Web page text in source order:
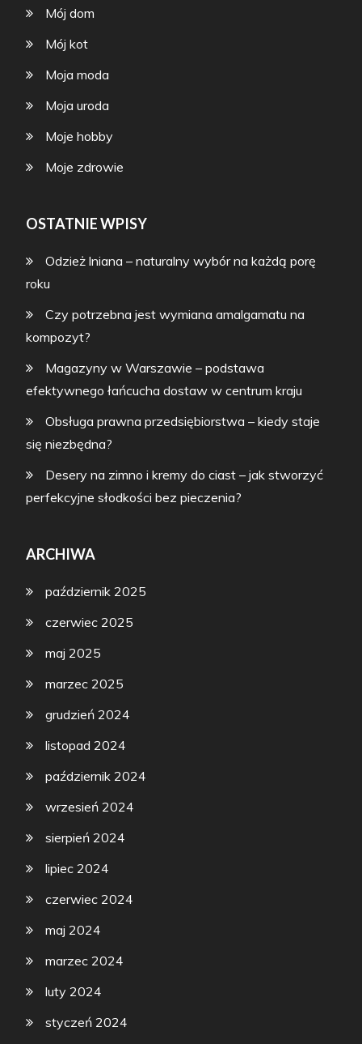
Mój dom
Mój kot
Moja moda
Moja uroda
Moje hobby
Moje zdrowie
OSTATNIE WPISY
Odzież lniana – naturalny wybór na każdą porę
roku
Czy potrzebna jest wymiana amalgamatu na
kompozyt?
Magazyny w Warszawie – podstawa
efektywnego łańcucha dostaw w centrum kraju
Obsługa prawna przedsiębiorstwa – kiedy staje
się niezbędna?
Desery na zimno i kremy do ciast – jak stworzyć
perfekcyjne słodkości bez pieczenia?
ARCHIWA
październik 2025
czerwiec 2025
maj 2025
marzec 2025
grudzień 2024
listopad 2024
październik 2024
wrzesień 2024
sierpień 2024
lipiec 2024
czerwiec 2024
maj 2024
marzec 2024
luty 2024
styczeń 2024